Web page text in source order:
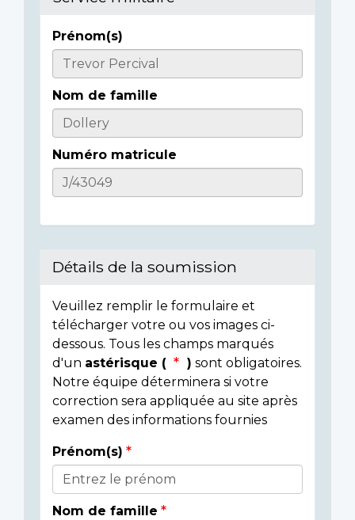
Casualty
Details
Prénom(s)
Nom de famille
Numéro matricule
Détails de la soumission
Veuillez remplir le formulaire et
télécharger votre ou vos images ci-
dessous. Tous les champs marqués
d'un astérisque ( ) sont obligatoires.
Notre équipe déterminera si votre
correction sera appliquée au site après
examen des informations fournies
Donor
Details
Prénom(s)
Nom de famille